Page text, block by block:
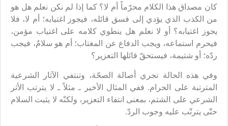
كان مصداق هذا الكلام محرّماً أم لا؟ كما إذا لم نكن نعلم هل هو
من الكذب الذي يؤدي إلى فسق قائله، فيجوز اغتيابه؛ أم لا، فلا
يجوز اغتيابه؟ أو لا نعلم هل ينطوي كلامه على اغتياب مؤمن،
فيحرم استماعه، ويجب الدفاع عن المغتاب؛ أم هو سلامٌ، فيجب
ردّه؛ أو شتيمة، فيستحقّ قائلها التعزير؟
وفي هذه الحالة تجري أصالة الصحّة، وتنتفي الآثار الشرعية
المترتبة على الحرام. ففي المثال الأخير ـ مثلاً ـ لا يترتب الأثر
الشرعي على الشتم، بمعنى انتفاء التعزير، ولكنّه لا يثبت السلام
حتّى يترتّب عليه وجوب الردّ.